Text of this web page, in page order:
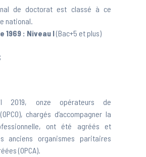
de doctorat est classé à ce
national.
1969 : Niveau I(Bac+5 et plus)
2019, onze opérateurs de
chargés d’accompagner la
ont été agréés et
anciens organismes paritaires
(OPCA).